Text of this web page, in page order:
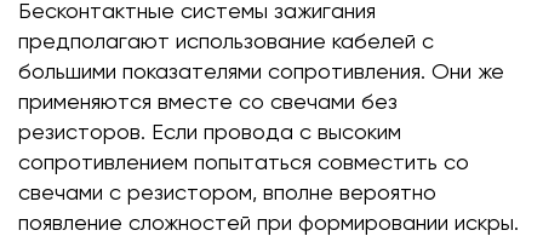
Бесконтактные системы зажигания
предполагают использование кабелей с
большими показателями сопротивления. Они же
применяются вместе со свечами без
резисторов. Если провода с высоким
сопротивлением попытаться совместить со
свечами с резистором, вполне вероятно
появление сложностей при формировании искры.